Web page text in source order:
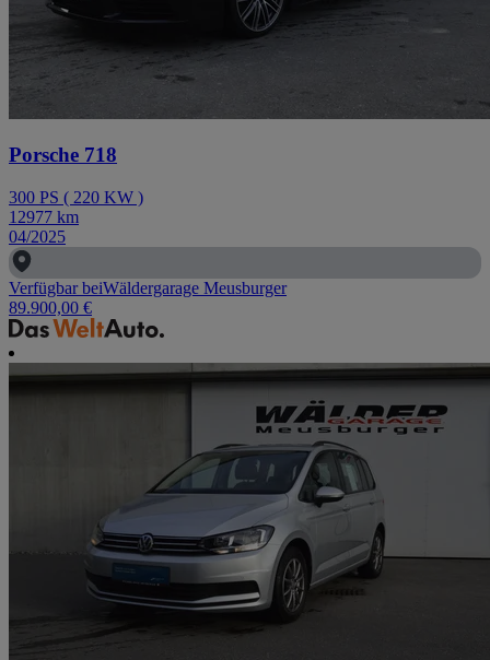
Porsche 718
300 PS ( 220 KW )
12977 km
04/2025
Verfügbar beiWäldergarage Meusburger
89.900,00 €